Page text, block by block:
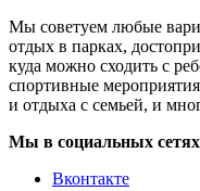
Мы советуем любые
отдых в парках,
куда можно сходить с
спортивные
и отдыха с семьей, и
Мы в социальных сетях
Вконтакте